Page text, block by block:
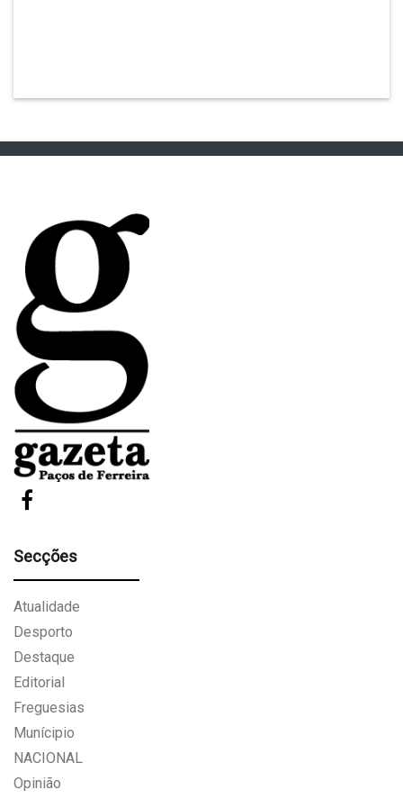
Secções
Atualidade
Desporto
Destaque
Editorial
Freguesias
Munícipio
NACIONAL
Opinião